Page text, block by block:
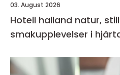
03. August 2026
Hotell halland natur, stillhet och
smakupplevelser i